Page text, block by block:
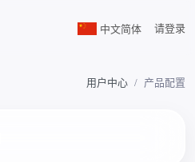
中文简体 请登录
用户中心 产品配置